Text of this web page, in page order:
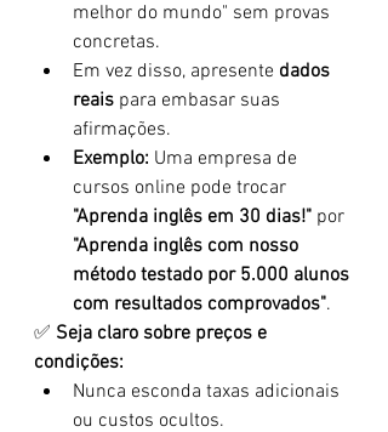
melhor do mundo" sem provas
concretas.
Em vez disso, apresente dados
reais para embasar suas
afirmações.
Exemplo: Uma empresa de
cursos online pode trocar
"Aprenda inglês em 30 dias!" por
"Aprenda inglês com nosso
método testado por 5.000 alunos
com resultados comprovados".
✅ Seja claro sobre preços e
condições:
Nunca esconda taxas adicionais
ou custos ocultos.